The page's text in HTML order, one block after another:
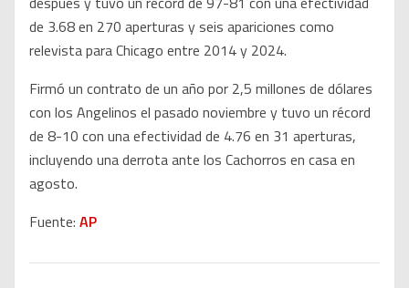
de 3.68 en 270 aperturas y seis apariciones como
relevista para Chicago entre 2014 y 2024.
Firmó un contrato de un año por 2,5 millones de dólares
con los Angelinos el pasado noviembre y tuvo un récord
de 8-10 con una efectividad de 4.76 en 31 aperturas,
incluyendo una derrota ante los Cachorros en casa en
agosto.
Fuente: AP